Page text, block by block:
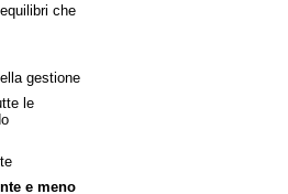
che
gestione
le
e meno